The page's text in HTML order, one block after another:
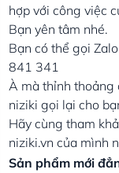
hợp với công việc
Bạn yên tâm nhé.
Bạn có thể gọi
841 341
À mà thỉnh thoảng
niziki gọi lại cho
Hãy cùng tham
niziki.vn của mình
Sản phẩm mới